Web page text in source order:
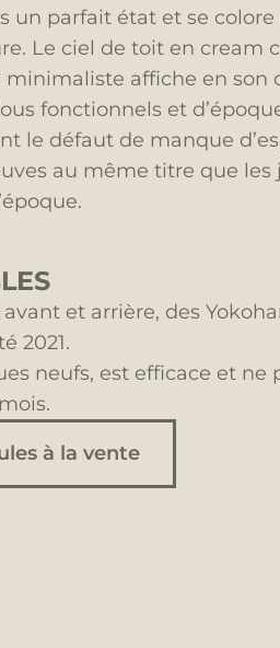
un parfait état et se
Le ciel de toit en cream
affiche en son
fonctionnels et
le défaut de manque
au même titre que
et arrière, des
2021.
neufs, est efficace et ne
à la vente